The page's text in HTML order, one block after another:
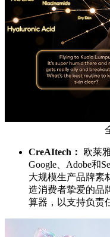
CreAItech ：
欧莱
Google、Adobe和
大规模生产品牌素
造消费者挚爱的品
算器，以支持负责